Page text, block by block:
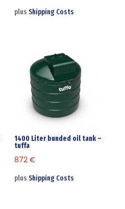
plusShipping Costs
1400 Liter bunded oil tank –
tuffa
872€
plusShipping Costs